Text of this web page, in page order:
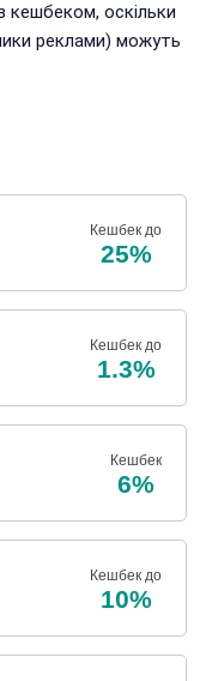
кешбеком, оскільки
реклами) можуть
Кешбек до
25%
Кешбек до
1.3%
Кешбек
6%
Кешбек до
10%